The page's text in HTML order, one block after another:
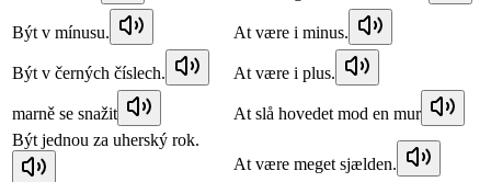
Být v mínusu. At være i minus.
Být v černých číslech. At være i plus.
marně se snažit
At slå hovedet mod en mur
Být jednou za uherský rok.
At være meget sjælden.